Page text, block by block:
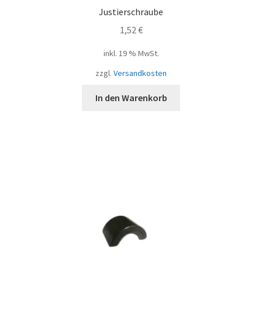
Justierschraube
1,52 €
inkl. 19 % MwSt.
zzgl. Versandkosten
In den Warenkorb